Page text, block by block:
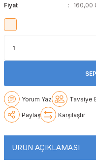
Fiyat
160,00
Yorum Yaz Tavsiye
Paylaş Karşılaştır
ÜRÜN AÇIKLAMASI